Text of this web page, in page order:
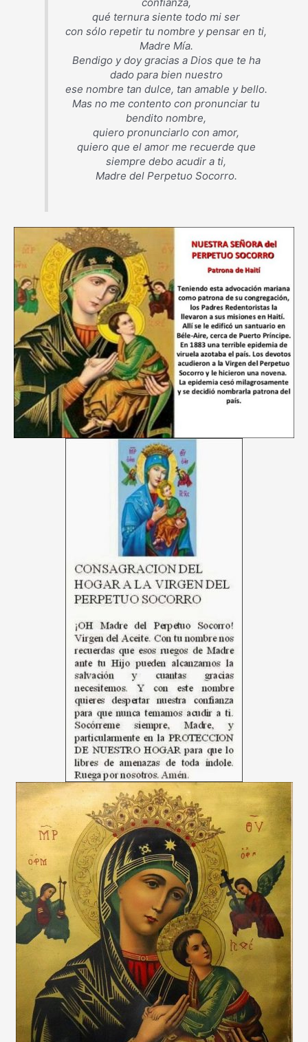
qué ternura siente todo mi ser
con sólo repetir tu nombre y pensar en ti,
Madre Mía.
Bendigo y doy gracias a Dios que te ha
dado para bien nuestro
ese nombre tan dulce, tan amable y bello.
Mas no me contento con pronunciar tu
bendito nombre,
quiero pronunciarlo con amor,
quiero que el amor me recuerde que
siempre debo acudir a ti,
Madre del Perpetuo Socorro.